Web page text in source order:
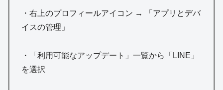
・右上のプロフィールアイコン → 「アプリとデバ
イスの管理」
・「利用可能なアップデート」一覧から「LINE」
を選択